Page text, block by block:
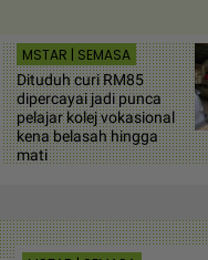
MSTAR | SEMASA
Dituduh curi RM85
dipercayai jadi punca
pelajar kolej vokasional
kena belasah hingga
mati